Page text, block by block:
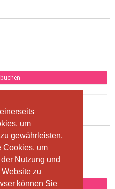
um
gewährleisten,
Cookies, um
Nutzung und
zu
können Sie
um
gewährleisten,
Cookies, um
Nutzung und
zu
können Sie